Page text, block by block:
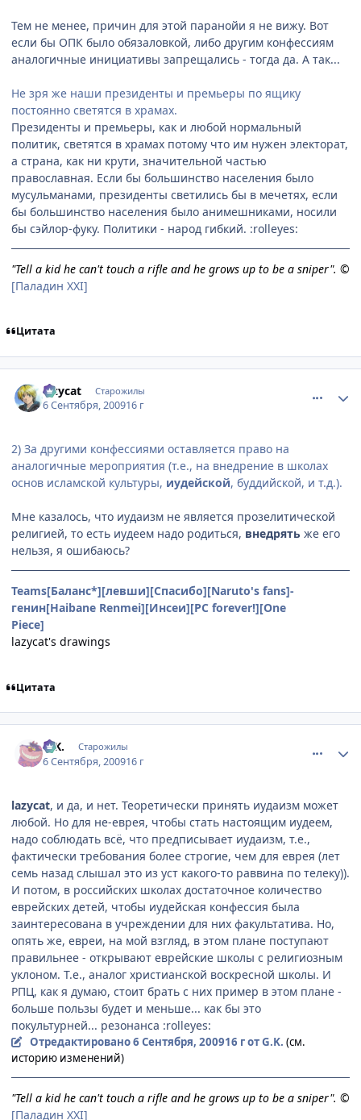
Тем не менее, причин для этой паранойи я не вижу. Вот
если бы ОПК было обязаловкой, либо другим конфессиям
аналогичные инициативы запрещались - тогда да. А так...
Не зря же наши президенты и премьеры по ящику
постоянно светятся в храмах.
Президенты и премьеры, как и любой нормальный
политик, светятся в храмах потому что им нужен электорат,
а страна, как ни крути, значительной частью
православная. Если бы большинство населения было
мусульманами, президенты светились бы в мечетях, если
бы большинство населения было анимешниками, носили
бы сэйлор-фуку. Политики - народ гибкий. :rolleyes:
"Tell a kid he can't touch a rifle and he grows up to be a sniper". ©
[Паладин XXI]
Цитата
lazycat Старожилы
6 Сентября, 200916 г
2) За другими конфессиями оставляется право на
аналогичные мероприятия (т.е., на внедрение в школах
основ исламской культуры, иудейской, буддийской, и т.д.).
Мне казалось, что иудаизм не является прозелитической
религией, то есть иудеем надо родиться, внедрять же его
нельзя, я ошибаюсь?
Teams[Баланс*][левши][Спасибо][Naruto's fans]-
генин[Haibane Renmei][Инсеи][PC forever!][One
Piece]
lazycat's drawings
Цитата
G.K. Старожилы
6 Сентября, 200916 г
lazycat, и да, и нет. Теоретически принять иудаизм может
любой. Но для не-еврея, чтобы стать настоящим иудеем,
надо соблюдать всё, что предписывает иудаизм, т.е.,
фактически требования более строгие, чем для еврея (лет
семь назад слышал это из уст какого-то раввина по телеку)).
И потом, в российских школах достаточное количество
еврейских детей, чтобы иудейская конфессия была
заинтересована в учреждении для них факультатива. Но,
опять же, евреи, на мой взгляд, в этом плане поступают
правильнее - открывают еврейские школы с религиозным
уклоном. Т.е., аналог христианской воскресной школы. И
РПЦ, как я думаю, стоит брать с них пример в этом плане -
больше пользы будет и меньше... как бы это
покультурней... резонанса :rolleyes:
Отредактировано6 Сентября, 200916 гот G.K. (см.
историю изменений)
"Tell a kid he can't touch a rifle and he grows up to be a sniper". ©
[Паладин XXI]